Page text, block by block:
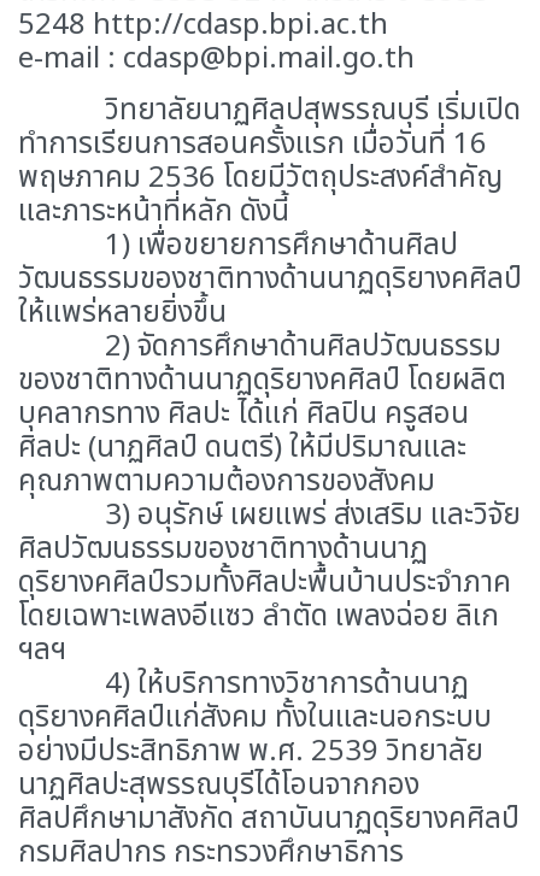
5248 http://cdasp.bpi.ac.th
e-mail : cdasp@bpi.mail.go.th
วิทยาลัยนาฏศิลปสุพรรณบุรี เริ่มเปิด
ทําการเรียนการสอนครั้งแรก เมื่อวันที่ 16
พฤษภาคม 2536 โดยมีวัตถุประสงค์สําคัญ
และภาระหน้าที่หลัก ดังนี้
1) เพื่อขยายการศึกษาด้านศิลป
วัฒนธรรมของชาติทางด้านนาฏดุริยางคศิลป์
ให้แพร่หลายยิ่งขึ้น
2) จัดการศึกษาด้านศิลปวัฒนธรรม
ของชาติทางด้านนาฏดุริยางคศิลป์ โดยผลิต
บุคลากรทาง ศิลปะ ได้แก่ ศิลปิน ครูสอน
ศิลปะ (นาฏศิลป์ ดนตรี) ให้มีปริมาณและ
คุณภาพตามความต้องการของสังคม
3) อนุรักษ์ เผยแพร่ ส่งเสริม และวิจัย
ศิลปวัฒนธรรมของชาติทางด้านนาฏ
ดุริยางคศิลป์รวมทั้งศิลปะพื้นบ้านประจําภาค
โดยเฉพาะเพลงอีแซว ลําตัด เพลงฉ่อย ลิเก
ฯลฯ
4) ให้บริการทางวิชาการด้านนาฏ
ดุริยางคศิลป์แก่สังคม ทั้งในและนอกระบบ
อย่างมีประสิทธิภาพ พ.ศ. 2539 วิทยาลัย
นาฏศิลปะสุพรรณบุรีได้โอนจากกอง
ศิลปศึกษามาสังกัด สถาบันนาฏดุริยางคศิลป์
กรมศิลปากร กระทรวงศึกษาธิการ